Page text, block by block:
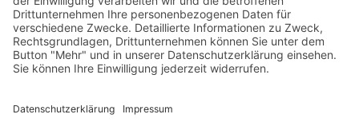
© 2026 Das AgenturHaus GmbH .Impressum. Datenschutz
Warnhinweis.Social Media